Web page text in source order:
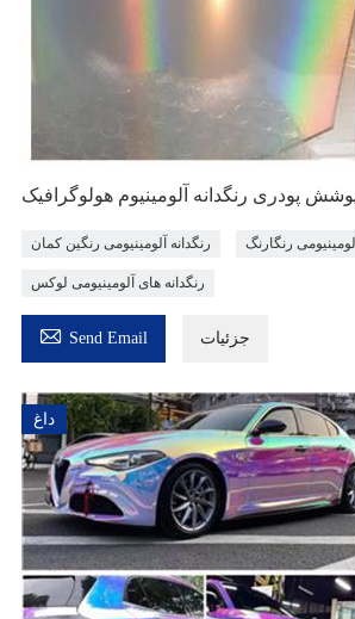
پودری رنگدانه آلومینیوم هولوگرافیک
رنگدانه آلومینیومی رنگین کمان رنگارنگ
رنگدانه های آلومینیومی لوکس
 Send Email جزئیات
داغ